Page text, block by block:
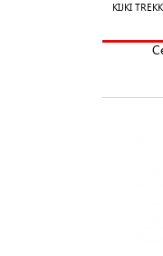
KIJKI